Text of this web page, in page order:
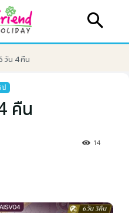
วัน 4 คืน
ป
คืน
14